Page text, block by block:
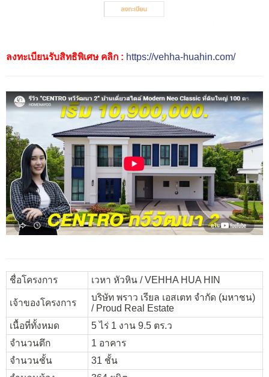
ลงทะเบียนรับสิทธิพิเศษ คลิก : https://vehha-huahin.com/
ชื่อโครงการ เวหา หัวหิน / VEHHA HUA HIN
เจ้าของโครงการ
บริษัท พราว เรียล เอสเตท จำกัด (มหาชน)
/ Proud Real Estate
เนื้อที่ทั้งหมด
5 ไร่ 1 งาน 9.5 ตร.ว
จำนวนตึก
1 อาคาร
จำนวนชั้น
31 ชั้น